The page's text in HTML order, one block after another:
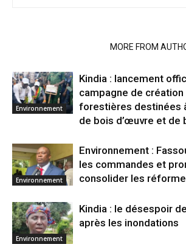
MORE FROM
Environnement
Kindia : lancement
campagne de
forestières destinées
de bois d’œuvre et de
Environnement
Environnement :
les commandes et
consolider les
Environnement
Kindia : le désespoir
après les inondations